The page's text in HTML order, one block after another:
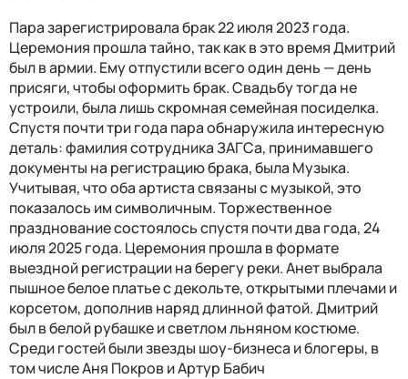
Пара зарегистрировала брак 22 июля 2023 года.
Церемония прошла тайно, так как в это время Дмитрий
был в армии. Ему отпустили всего один день — день
присяги, чтобы оформить брак. Свадьбу тогда не
устроили, была лишь скромная семейная посиделка.
Спустя почти три года пара обнаружила интересную
деталь: фамилия сотрудника ЗАГСа, принимавшего
документы на регистрацию брака, была Музыка.
Учитывая, что оба артиста связаны с музыкой, это
показалось им символичным. Торжественное
празднование состоялось спустя почти два года, 24
июля 2025 года. Церемония прошла в формате
выездной регистрации на берегу реки. Анет выбрала
пышное белое платье с декольте, открытыми плечами и
корсетом, дополнив наряд длинной фатой. Дмитрий
был в белой рубашке и светлом льняном костюме.
Среди гостей были звезды шоу-бизнеса и блогеры, в
том числе Аня Покров и Артур Бабич